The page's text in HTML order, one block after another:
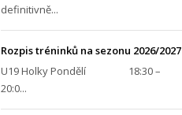
definitivně...
Rozpis tréninků na sezonu 2026/2027
U19 Holky Pondělí 18:30 –
20:0...